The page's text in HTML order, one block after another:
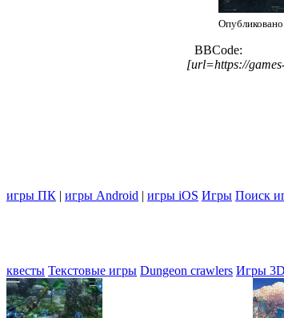
BBCode:
[url=https://
игры ПК | игры Android | игры iOS Игры Поиск
квесты Текстовые игры Dungeon crawlers Игры 3D